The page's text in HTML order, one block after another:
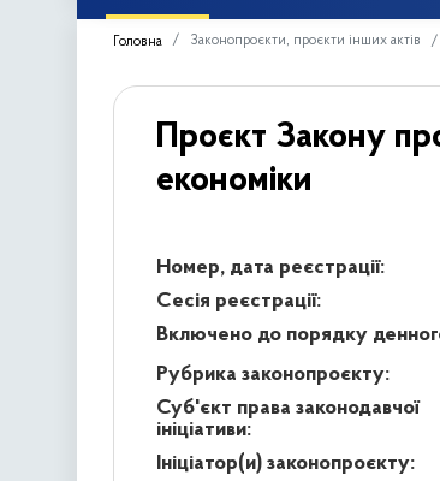
Головна Законопроєкти, проєкти інших актів
Проєкт Закону
економіки
Номер, дата реєстрації:
Сесія реєстрації:
Включено до порядку
Рубрика законопроєкту:
Суб'єкт права законодавчої
ініціативи:
Ініціатор(и) законопроєкту: